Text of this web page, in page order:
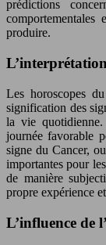
prédictions
produire.
Les horoscopes
signification des
la vie
journée favorable
signe du Cancer,
importantes pour
de manière
propre expérience
L’influence de